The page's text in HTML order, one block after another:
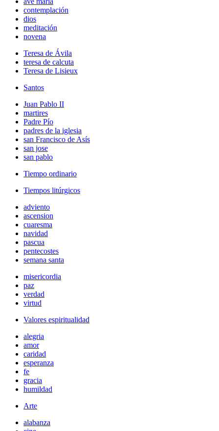
contemplación
dios
meditación
novena
Teresa de Ávila
teresa de calcuta
Teresa de Lisieux
Santos
Juan Pablo II
martires
Padre Pío
padres de la iglesia
san Francisco de Asís
san jose
san pablo
Tiempo ordinario
Tiempos litúrgicos
adviento
ascension
cuaresma
navidad
pascua
pentecostes
semana santa
misericordia
paz
verdad
virtud
Valores espiritualidad
alegria
amor
caridad
esperanza
fe
gracia
humildad
Arte
alabanza